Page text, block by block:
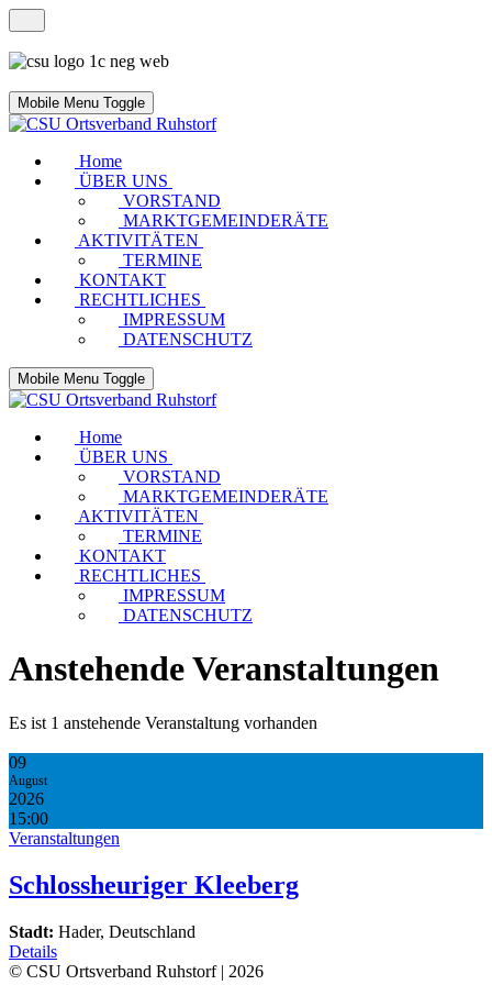
Mobile Menu Toggle
Home
ÜBER UNS
VORSTAND
MARKTGEMEINDERÄTE
AKTIVITÄTEN
TERMINE
KONTAKT
RECHTLICHES
IMPRESSUM
DATENSCHUTZ
Mobile Menu Toggle
Home
ÜBER UNS
VORSTAND
MARKTGEMEINDERÄTE
AKTIVITÄTEN
TERMINE
KONTAKT
RECHTLICHES
IMPRESSUM
DATENSCHUTZ
Anstehende Veranstaltungen
Es ist 1 anstehende Veranstaltung vorhanden
09
August
2026
15:00
Veranstaltungen
Schlossheuriger Kleeberg
Stadt: Hader, Deutschland
Details
© CSU Ortsverband Ruhstorf | 2026